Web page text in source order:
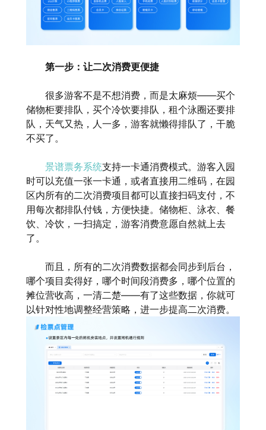
第一步：让二次消费更便捷
很多游客不是不想消费，而是太麻烦——买个
储物柜要排队，买个冷饮要排队，租个泳圈还要排
队，天气又热，人一多，游客就懒得排队了，干脆
不买了。
景谱票务系统支持一卡通消费模式。游客入园
时可以充值一张一卡通，或者直接用二维码，在园
区内所有的二次消费项目都可以直接扫码支付，不
用每次都排队付钱，方便快捷。储物柜、泳衣、餐
饮、冷饮，一扫搞定，游客消费意愿自然就上去
了。
而且，所有的二次消费数据都会同步到后台，
哪个项目卖得好，哪个时间段消费多，哪个位置的
摊位营收高，一清二楚——有了这些数据，你就可
以针对性地调整经营策略，进一步提高二次消费。